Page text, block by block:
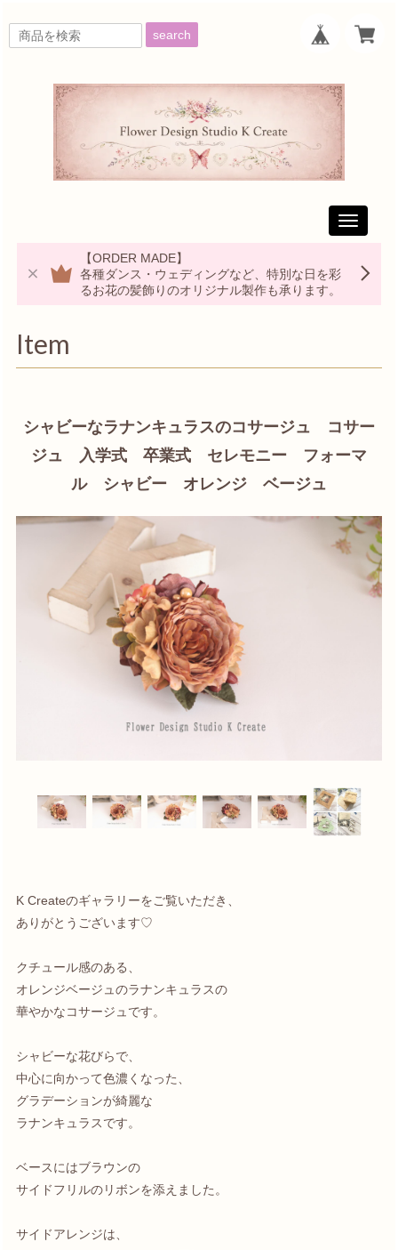
search
Toggle
【ORDER MADE】
各種ダンス・ウェディングなど、特別な日を彩
るお花の髪飾りのオリジナル製作も承ります。
Item
シャビーなラナンキュラスのコサージュ コサー
ジュ 入学式 卒業式 セレモニー フォーマ
ル シャビー オレンジ ベージュ
K Createのギャラリーをご覧いただき、
ありがとうございます♡
クチュール感のある、
オレンジベージュのラナンキュラスの
華やかなコサージュです。
シャビーな花びらで、
中心に向かって色濃くなった、
グラデーションが綺麗な
ラナンキュラスです。
ベースにはブラウンの
サイドフリルのリボンを添えました。
サイドアレンジは、